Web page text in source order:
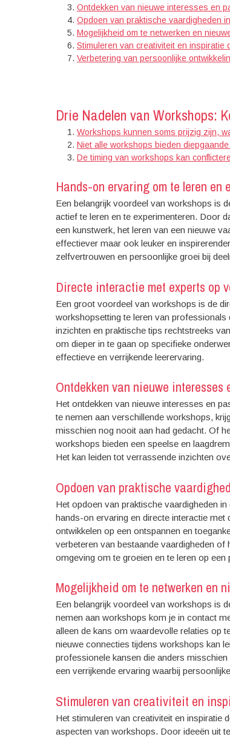
Ontdekken van nieuwe interesses en
Opdoen van praktische vaardigheden
Mogelijkheid om te netwerken en
Stimuleren van creativiteit en inspiratie
Verbetering van persoonlijke
Drie Nadelen van Workshops:
Workshops kunnen soms prijzig zijn,
Niet alle workshops bieden
De timing van workshops kan
Hands-on ervaring om te leren en
Een belangrijk voordeel van workshops is
actief te leren en te experimenteren. Door
een kunstwerk, het leren van een nieuwe
effectiever maar ook leuker en
zelfvertrouwen en persoonlijke groei bij
Directe interactie met experts op
Een groot voordeel van workshops is de
workshopsetting te leren van professionals
inzichten en praktische tips rechtstreeks
om dieper in te gaan op specifieke
effectieve en verrijkende leerervaring.
Ontdekken van nieuwe interesses
Het ontdekken van nieuwe interesses en
te nemen aan verschillende workshops,
misschien nog nooit aan had gedacht. Of
workshops bieden een speelse en
Het kan leiden tot verrassende inzichten
Opdoen van praktische
Het opdoen van praktische vaardigheden
hands-on ervaring en directe interactie met
ontwikkelen op een ontspannen en
verbeteren van bestaande vaardigheden
omgeving om te groeien en te leren op een
Mogelijkheid om te netwerken en
Een belangrijk voordeel van workshops is
nemen aan workshops kom je in contact
alleen de kans om waardevolle relaties op
nieuwe connecties tijdens workshops kan
professionele kansen die anders
een verrijkende ervaring waarbij
Stimuleren van creativiteit en
Het stimuleren van creativiteit en inspiratie
aspecten van workshops. Door ideeën uit